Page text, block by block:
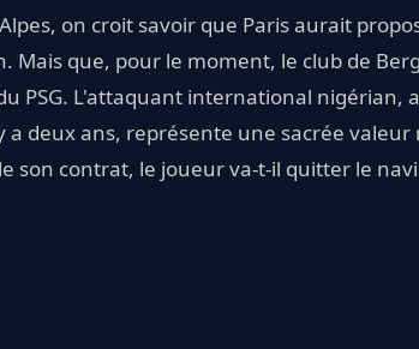
on croit savoir que Paris aurait
Mais que, pour le moment, le club de
PSG. L'attaquant international nigérian,
a deux ans, représente une sacrée
son contrat, le joueur va-t-il quitter le